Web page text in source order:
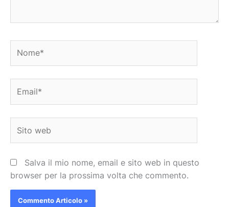
web
Salva il mio nome, email e sito web in questo
browser per la prossima volta che commento.